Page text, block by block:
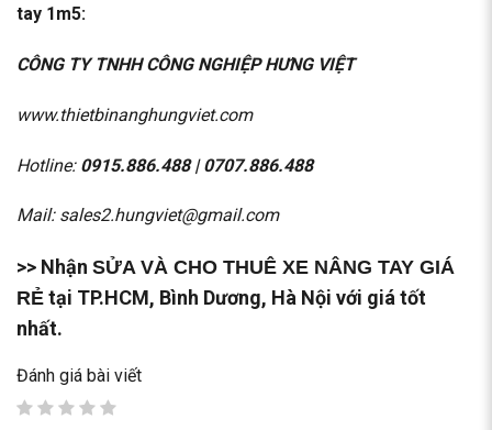
tay 1m5:
CÔNG TY TNHH CÔNG NGHIỆP HƯNG VIỆT
www.thietbinanghungviet.com
Hotline:0915.886.488|0707.886.488
Mail: sales2.hungviet@gmail.com
>> Nhận SỬA VÀ CHO THUÊ XE NÂNG TAY GIÁ
RẺ tại TP.HCM, Bình Dương, Hà Nội với giá tốt
nhất.
Đánh giá bài viết